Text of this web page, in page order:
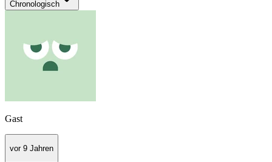
Chronologisch
Gast
vor 9 Jahren